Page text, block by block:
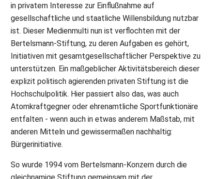
in privatem Interesse zur Einflußnahme auf
gesellschaftliche und staatliche Willensbildung nutzbar
ist. Dieser Medienmulti nun ist verflochten mit der
Bertelsmann-Stiftung, zu deren Aufgaben es gehört,
Initiativen mit gesamtgesellschaftlicher Perspektive zu
unterstützen. Ein maßgeblicher Aktivitätsbereich dieser
explizit politisch agierenden privaten Stiftung ist die
Hochschulpolitik. Hier passiert also das, was auch
Atomkraftgegner oder ehrenamtliche Sportfunktionäre
entfalten - wenn auch in etwas anderem Maßstab, mit
anderen Mitteln und gewissermaßen nachhaltig:
Bürgerinitiative.
So wurde 1994 vom Bertelsmann-Konzern durch die